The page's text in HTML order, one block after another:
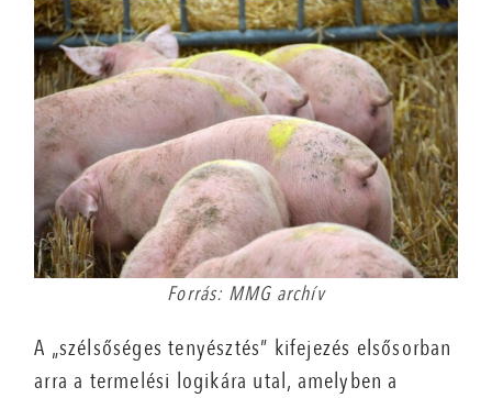
Forrás: MMG archív
A „szélsőséges tenyésztés” kifejezés elsősorban
arra a termelési logikára utal, amelyben a